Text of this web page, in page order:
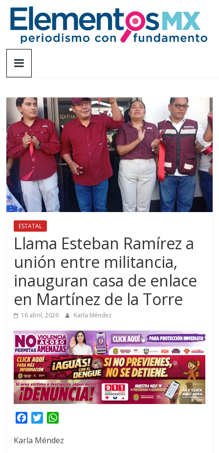
Saltar
contenido
Elementosmx
fundamento
ESTATAL
Llama Esteban Ramírez a
unión entre militancia,
inauguran casa de enlace
en Martínez de la Torre
16 abril, 2026 Karla Méndez
c
T
i
a
Karla Méndez